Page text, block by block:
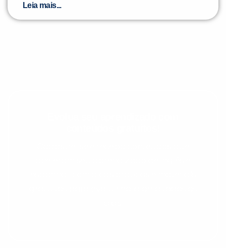
Leia mais...